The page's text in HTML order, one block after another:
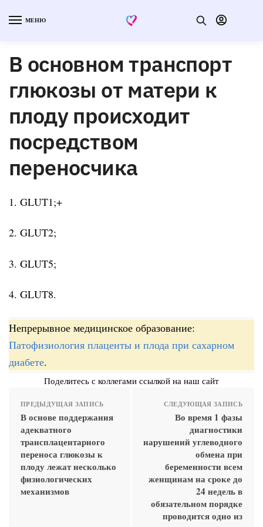
МЕНЮ
В основном транспорт
глюкозы от матери к
плоду происходит
посредством
переносчика
1. GLUT1;+
2. GLUT2;
3. GLUT5;
4. GLUT8.
Непрерывное медицинское образование:
Патофизиология плаценты и плода при сахарном
диабете.
Поделитесь с коллегами ссылкой на наш сайт
ПРЕДЫДУЩАЯ ЗАПИСЬ
В основе поддержания
адекватного
трансплацентарного
переноса глюкозы к
плоду лежат несколько
физиологических
механизмов
СЛЕДУЮЩАЯ ЗАПИСЬ
Во время 1 фазы
диагностики
нарушений углеводного
обмена при
беременности всем
женщинам на сроке до
24 недель в
обязательном порядке
проводится одно из